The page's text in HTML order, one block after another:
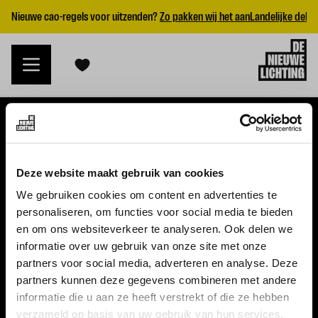
Deze website maakt gebruik van cookies
We gebruiken cookies om content en advertenties te
personaliseren, om functies voor social media te bieden
en om ons websiteverkeer te analyseren. Ook delen we
informatie over uw gebruik van onze site met onze
partners voor social media, adverteren en analyse. Deze
partners kunnen deze gegevens combineren met andere
informatie die u aan ze heeft verstrekt of die ze hebben
verzameld op basis van uw gebruik van hun services.
Nieuwe cao-regels voor uitzenden?Zo pakken wij het aanLandelijke
WERKGEVERS
Nieuwe cao uitzenden 2026
Vraag een offerte aan
VACATURES
Alle vacatures
Topvacatures